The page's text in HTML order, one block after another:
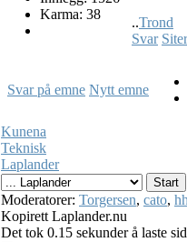
Karma: 38
..Trond
Svar Siter
Svar på emne Nytt emne
Kunena
Teknisk
Laplander
Moderatorer: Torgersen, cato,
Kopirett Laplander.nu
Det tok 0.15 sekunder å laste